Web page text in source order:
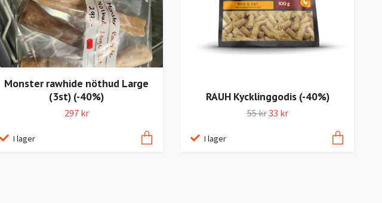
Monster rawhide nöthud Large
(3st) (-40%)
297 kr
I lager
RAUH Kycklinggodis (-40%)
55 kr33 kr
I lager